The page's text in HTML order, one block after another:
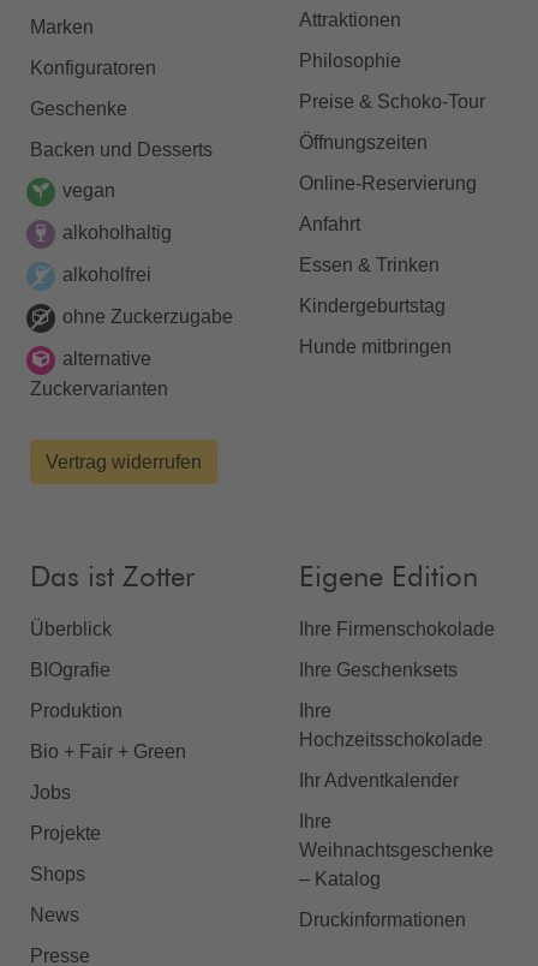
Marken
Konfiguratoren
Geschenke
Backen und Desserts
vegan
alkoholhaltig
alkoholfrei
ohne Zuckerzugabe
alternative
Zuckervarianten
Vertrag widerrufen
Attraktionen
Philosophie
Preise & Schoko-Tour
Öffnungszeiten
Online-Reservierung
Anfahrt
Essen & Trinken
Kindergeburtstag
Hunde mitbringen
Das ist Zotter
Überblick
BIOgrafie
Produktion
Bio + Fair + Green
Jobs
Projekte
Shops
News
Presse
Eigene Edition
Ihre Firmenschokolade
Ihre Geschenksets
Ihre
Hochzeitsschokolade
Ihr Adventkalender
Ihre
Weihnachtsgeschenke
– Katalog
Druckinformationen